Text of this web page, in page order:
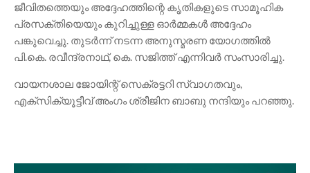
ജീവിതത്തെയും അദ്ദേഹത്തിന്റെ കൃതികളുടെ സാമൂഹിക
പ്രസക്തിയെയും കുറിച്ചുള്ള ഓർമ്മകൾ അദ്ദേഹം
പങ്കുവെച്ചു. തുടർന്ന് നടന്ന അനുസ്മരണ യോഗത്തിൽ
പി.കെ. രവീന്ദ്രനാഥ്, കെ. സജിത്ത് എന്നിവർ സംസാരിച്ചു.
​വായനശാല ജോയിന്റ് സെക്രട്ടറി സ്വാഗതവും,
എക്സിക്യൂട്ടീവ് അംഗം ശ്രീജിന ബാബു നന്ദിയും പറഞ്ഞു.